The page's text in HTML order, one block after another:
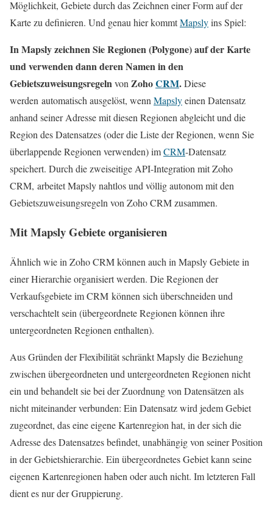
Möglichkeit, Gebiete durch das Zeichnen einer Form auf der
Karte zu definieren. Und genau hier kommtMapslyins Spiel:
In Mapsly zeichnen Sie Regionen (Polygone) auf der Karte
und verwenden dann deren Namen in den
Gebietszuweisungsregelnvon ZohoCRM.Diese
werden automatisch ausgelöst, wenn Mapslyeinen Datensatz
anhand seiner Adresse mit diesen Regionen abgleichtund die
Region desDatensatzes (oder die Liste der Regionen, wenn Sie
überlappende Regionen verwenden) imCRM-Datensatz
speichert. Durch die zweiseitige API-Integration mit Zoho
CRM, arbeitet Mapsly nahtlos und völlig autonom mit den
Gebietszuweisungsregeln von Zoho CRM zusammen.
Mit Mapsly Gebiete organisieren
Ähnlich wie in Zoho CRM können auch in Mapsly Gebiete in
einer Hierarchie organisiert werden. Die Regionen der
Verkaufsgebiete im CRM können sich überschneiden und
verschachtelt sein (übergeordnete Regionen können ihre
untergeordneten Regionen enthalten).
Aus Gründen der Flexibilität schränkt Mapsly die Beziehung
zwischen übergeordneten und untergeordneten Regionen nicht
ein und behandelt sie bei der Zuordnung von Datensätzen als
nicht miteinander verbunden: Ein Datensatz wird jedem Gebiet
zugeordnet, das eine eigene Kartenregion hat, in der sich die
AdressedesDatensatzes befindet, unabhängig von seiner Position
in der Gebietshierarchie. Ein übergeordnetes Gebiet kann seine
eigenen Kartenregionen haben oder auch nicht. Im letzteren Fall
dient es nur der Gruppierung.